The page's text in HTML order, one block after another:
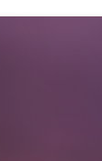
und